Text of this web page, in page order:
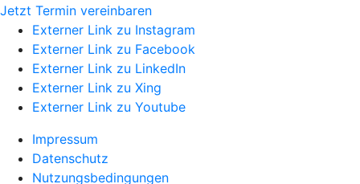
Jetzt Termin vereinbaren
Externer Link zu Instagram
Externer Link zu Facebook
Externer Link zu LinkedIn
Externer Link zu Xing
Externer Link zu Youtube
Impressum
Datenschutz
Nutzungsbedingungen